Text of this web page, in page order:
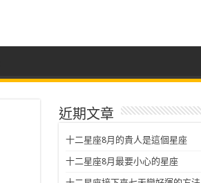
近期文章
十二星座8月的貴人是這個星座
十二星座8月最要小心的星座